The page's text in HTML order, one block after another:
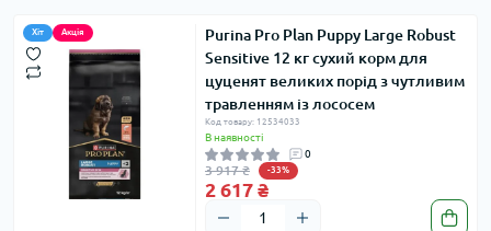
Хіт Акція
Purina Pro Plan Puppy Large Robust
Sensitive 12 кг сухий корм для
цуценят великих порід з чутливим
травленням із лососем
Код товару: 12534033
В наявності
0
3 917 ₴ -33%
2 617 ₴